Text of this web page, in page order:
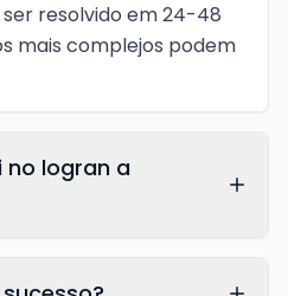
resolvido em 24-48
mais complejos podem
no logran a